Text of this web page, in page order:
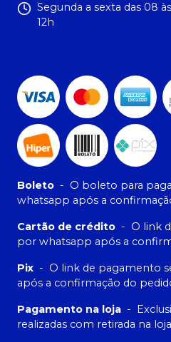
Segunda a sexta das 08
12h
Boleto - O boleto para
whatsapp após a
Cartão de crédito - O link
por whatsapp após a
Pix - O link de pagamento
após a confirmação do
Pagamento na loja -
realizadas com retirada na